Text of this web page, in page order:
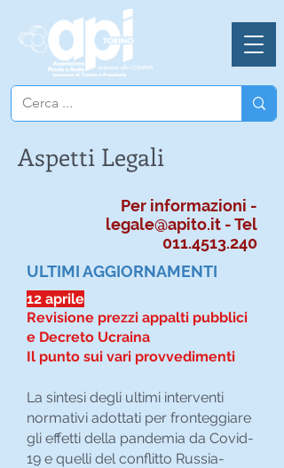
Aspetti Legali
Per informazioni -
legale@apito.it - Tel
011.4513.240
ULTIMI AGGIORNAMENTI
12 aprile
Revisione prezzi appalti pubblici
e Decreto Ucraina
Il punto sui vari provvedimenti
La sintesi degli ultimi interventi
normativi adottati per fronteggiare
gli effetti della pandemia da Covid-
19 e quelli del conflitto Russia-